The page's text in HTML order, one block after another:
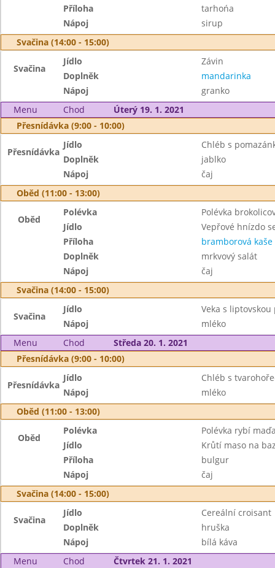
Příloha
tarhońa
Nápoj
sirup
Svačina (14:00 - 15:00)
Svačina
Jídlo
Závin
Doplněk
mandarinka
Nápoj
granko
Menu
Chod
Úterý 19. 1. 2021
Přesnídávka (9:00 - 10:00)
Přesnídávka
Jídlo
Chléb s
Doplněk
jablko
Nápoj
čaj
Oběd (11:00 - 13:00)
Oběd
Polévka
Polévka
Jídlo
Vepřové hnízdo
Příloha
bramborová kaše
Doplněk
mrkvový salát
Nápoj
čaj
Svačina (14:00 - 15:00)
Svačina
Jídlo
Veka s liptovskou
Nápoj
mléko
Menu
Chod
Středa 20. 1. 2021
Přesnídávka (9:00 - 10:00)
Přesnídávka
Jídlo
Chléb s
Nápoj
mléko
Oběd (11:00 - 13:00)
Oběd
Polévka
Polévka rybí
Jídlo
Krůtí maso na
Příloha
bulgur
Nápoj
čaj
Svačina (14:00 - 15:00)
Svačina
Jídlo
Cereální croisant
Doplněk
hruška
Nápoj
bílá káva
Menu
Chod Čtvrtek 21. 1. 2021